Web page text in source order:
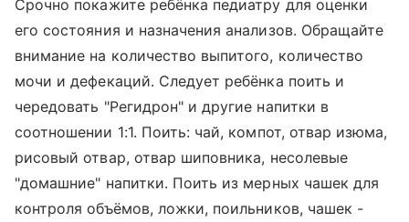
Срочно покажите ребёнка педиатру для оценки
его состояния и назначения анализов. Обращайте
внимание на количество выпитого, количество
мочи и дефекаций. Следует ребёнка поить и
чередовать "Регидрон" и другие напитки в
соотношении 1:1. Поить: чай, компот, отвар изюма,
рисовый отвар, отвар шиповника, несолевые
"домашние" напитки. Поить из мерных чашек для
контроля объёмов, ложки, поильников, чашек -